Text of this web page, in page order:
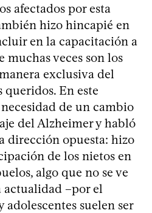
afectados por esta
hizo hincapié en
en la capacitación a
muchas veces son los
exclusiva del
queridos. En este
de un cambio
del Alzheimer y habló
dirección opuesta: hizo
de los nietos en
algo que no se ve
actualidad –por el
suelen ser